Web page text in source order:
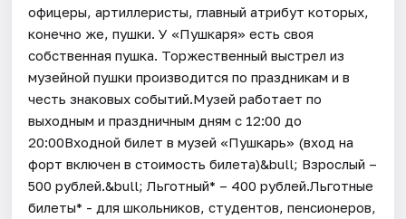
офицеры, артиллеристы, главный атрибут которых,
конечно же, пушки. У «Пушкаря» есть своя
собственная пушка. Торжественный выстрел из
музейной пушки производится по праздникам и в
честь знаковых событий.Музей работает по
выходным и праздничным дням с 12:00 до
20:00Входной билет в музей «Пушкарь» (вход на
форт включен в стоимость билета)&bull; Взрослый –
500 рублей.&bull; Льготный* – 400 рублей.Льготные
билеты* - для школьников, студентов, пенсионеров,